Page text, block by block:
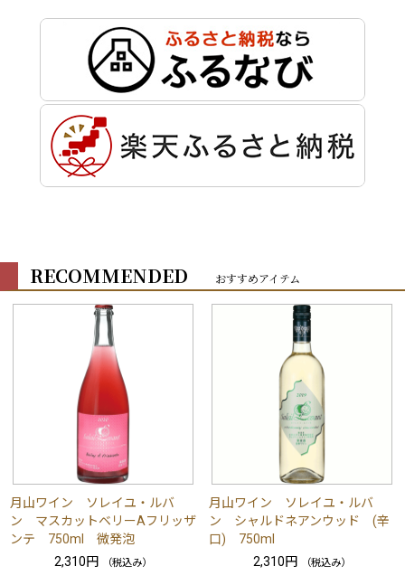
RECOMMENDED おすすめアイテム
月山ワイン ソレイユ・ルバ
ン マスカットベリーAフリッザ
ンテ 750ml 微発泡
2,310円
（税込み）
月山ワイン ソレイユ・ルバ
ン シャルドネアンウッド (辛
口) 750ml
2,310円
（税込み）